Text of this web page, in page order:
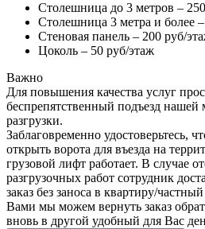
Столешница до 3 метров –
Столешница 3 метра и более
Стеновая панель – 200 руб/
Цоколь – 50 руб/этаж
Важно
Для повышения качества услуг
беспрепятственный подъезд
разгрузки.
Заблаговременно удостоверьтесь,
открыть ворота для въезда на
грузовой лифт работает. В случае
разгрузочных работ сотрудник
заказ без заноса в квартиру/
Вами мы можем вернуть заказ
вновь в другой удобный для Вас